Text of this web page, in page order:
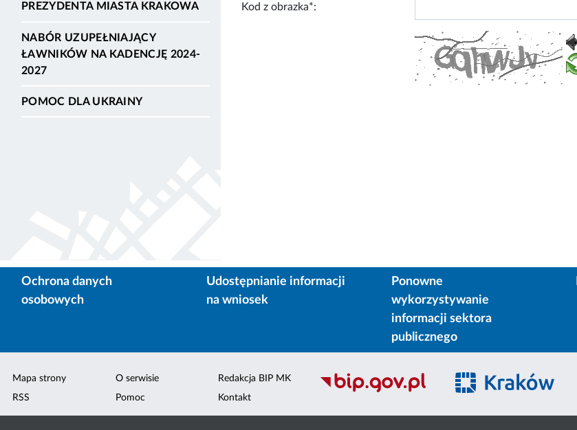
PREZYDENTA MIASTA KRAKOWA
NABÓR UZUPEŁNIAJĄCY
ŁAWNIKÓW NA KADENCJĘ 2024-
2027
POMOC DLA UKRAINY
Kod z obrazka*:
Ochrona danych
osobowych
Udostępnianie informacji
na wniosek
Ponowne
wykorzystywanie
informacji sektora
publicznego
Mapa strony
RSS
O serwisie
Pomoc
Redakcja BIP MK
Kontakt